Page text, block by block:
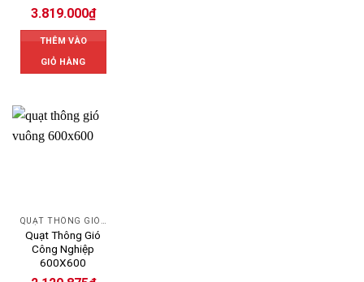
3.819.000₫
THÊM VÀO
GIỎ HÀNG
Quạt Thông Gió
Công Nghiệp
600X600